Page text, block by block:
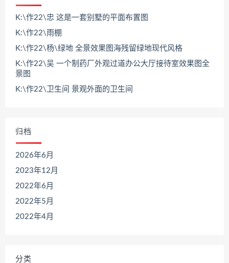
K:\作22\忠 这是一套别墅的平面布置图
K:\作22\雨棚
K:\作22\杨\绿地 全景效果图海残留绿地现代风格
K:\作22\吴 一个制药厂外观过道办公大厅接待室效果图全
景图
K:\作22\卫生间 景观外面的卫生间
归档
2026年6月
2023年12月
2022年6月
2022年5月
2022年4月
分类